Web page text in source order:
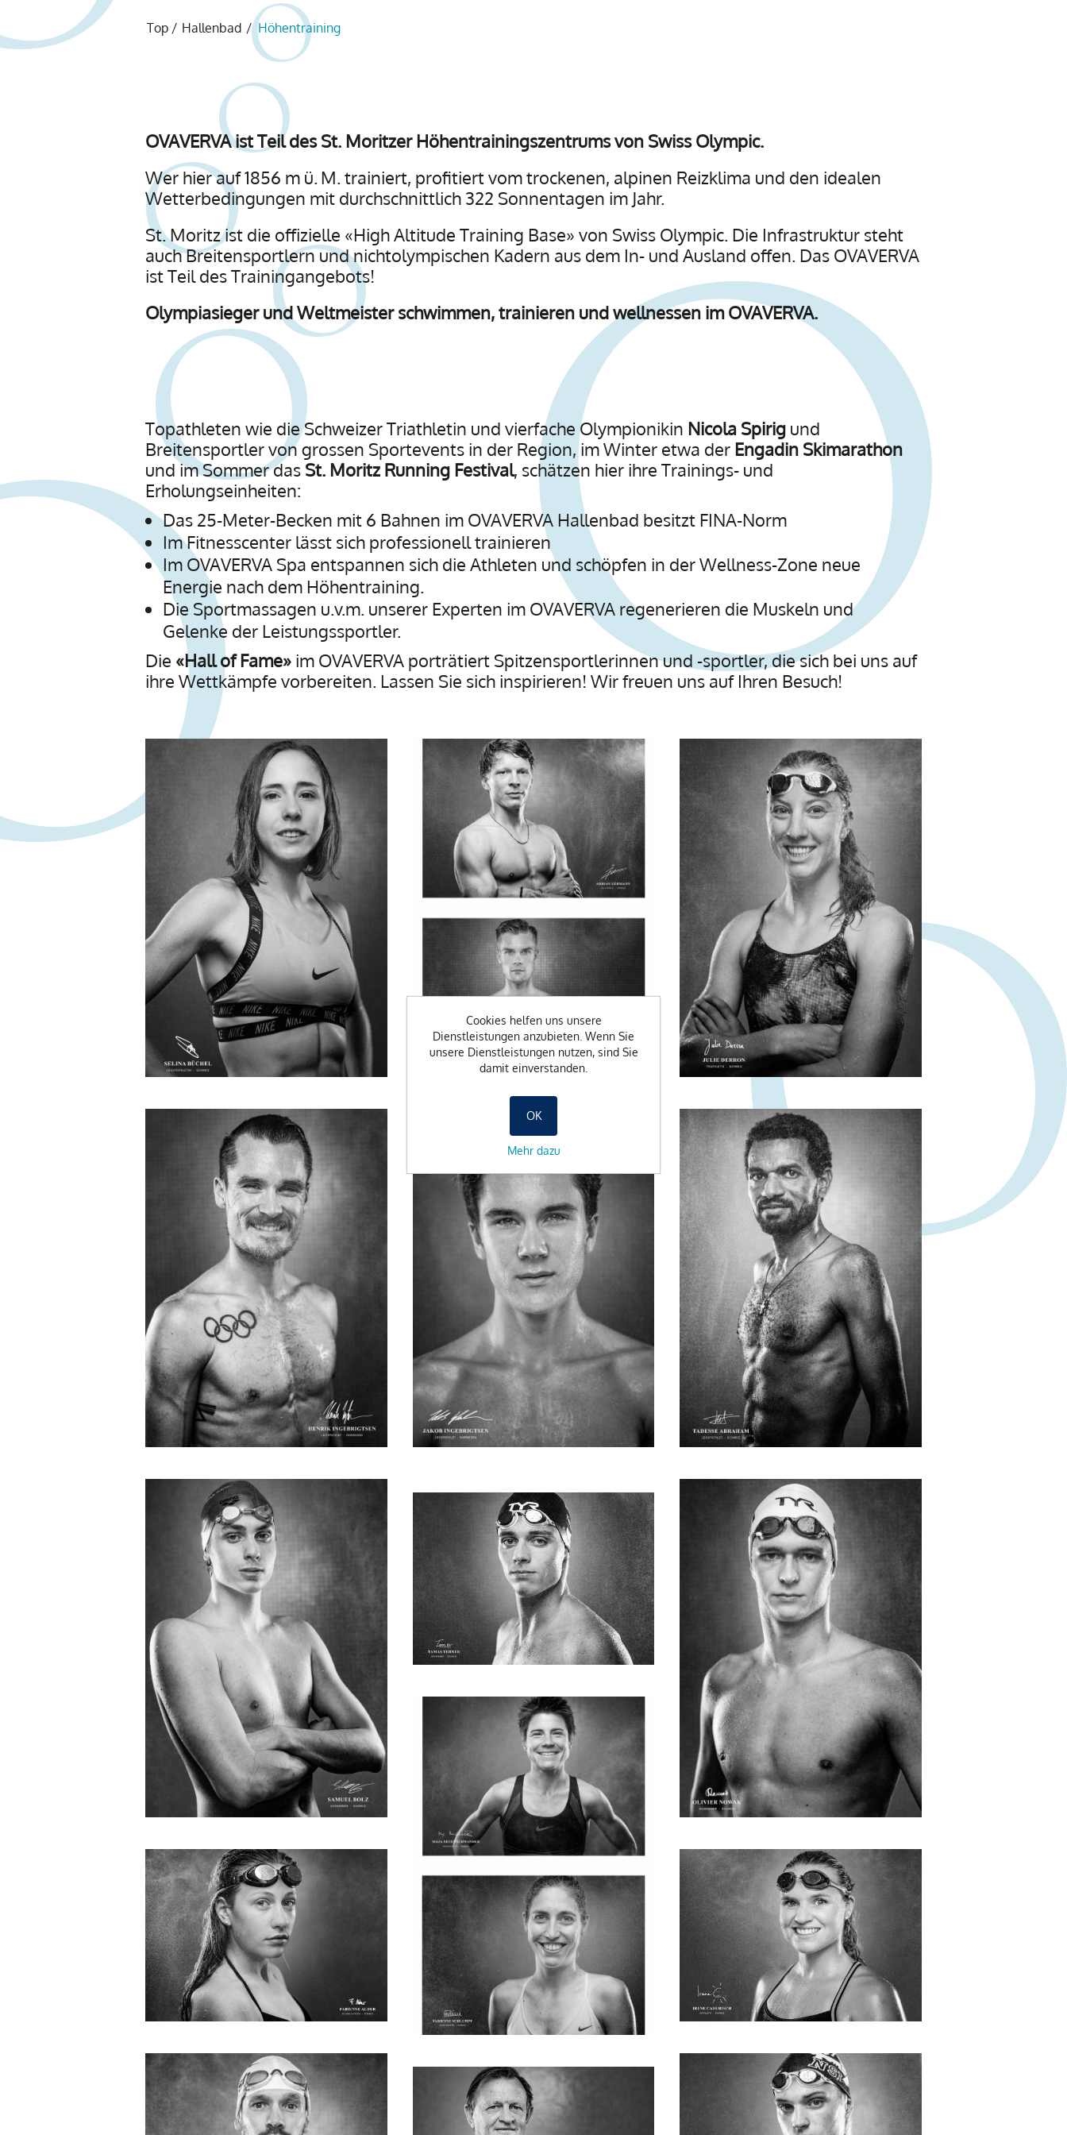
Top / Hallenbad / Höhentraining
OVAVERVA ist Teil des St. Moritzer Höhentrainingszentrums von Swiss Olympic.
Wer hier auf 1856 m ü. M. trainiert, profitiert vom trockenen, alpinen Reizklima und den idealen
Wetterbedingungen mit durchschnittlich 322 Sonnentagen im Jahr.
St. Moritz ist die offizielle «High Altitude Training Base» von Swiss Olympic. Die Infrastruktur steht
auch Breitensportlern und nichtolympischen Kadern aus dem In- und Ausland offen. Das OVAVERVA
ist Teil des Trainingangebots!
Olympiasieger und Weltmeister schwimmen, trainieren und wellnessen im OVAVERVA.
Topathleten wie die Schweizer Triathletin und vierfache Olympionikin Nicola Spirig und
Breitensportler von grossen Sportevents in der Region, im Winter etwa der Engadin Skimarathon
und im Sommer das St. Moritz Running Festival, schätzen hier ihre Trainings- und
Erholungseinheiten:
Das 25-Meter-Becken mit 6 Bahnen im OVAVERVA Hallenbad besitzt FINA-Norm
Im Fitnesscenter lässt sich professionell trainieren
Im OVAVERVA Spa entspannen sich die Athleten und schöpfen in der Wellness-Zone neue
Energie nach dem Höhentraining.
Die Sportmassagen u.v.m. unserer Experten im OVAVERVA regenerieren die Muskeln und
Gelenke der Leistungssportler.
Die «Hall of Fame» im OVAVERVA porträtiert Spitzensportlerinnen und -sportler, die sich bei uns auf
ihre Wettkämpfe vorbereiten. Lassen Sie sich inspirieren! Wir freuen uns auf Ihren Besuch!
Cookies helfen uns unsere
Dienstleistungen anzubieten. Wenn Sie
unsere Dienstleistungen nutzen, sind Sie
damit einverstanden.
OK
Mehr dazu